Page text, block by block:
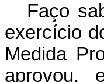
Faço
exercício
Medida
aprovou,